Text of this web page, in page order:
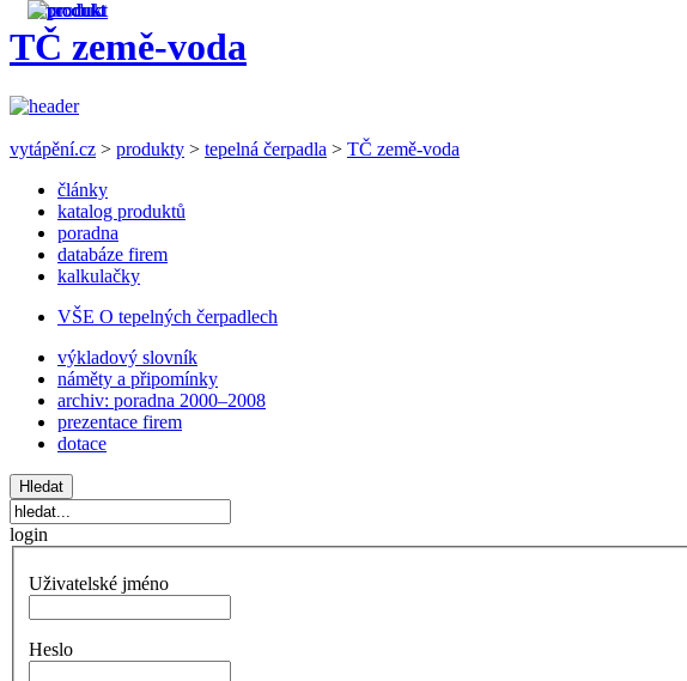
TČ země-voda
vytápění.cz > produkty > tepelná čerpadla > TČ země-voda
články
katalog produktů
poradna
databáze firem
kalkulačky
VŠE O tepelných čerpadlech
výkladový slovník
náměty a připomínky
archiv: poradna 2000–2008
prezentace firem
dotace
login
Uživatelské jméno
Heslo